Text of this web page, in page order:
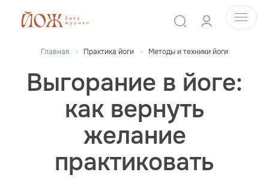
Главная Практика йоги Методы и техники йоги
Выгорание в йоге:
как вернуть
желание
практиковать